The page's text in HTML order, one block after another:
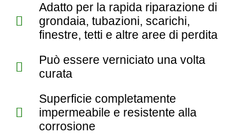
Adatto per la rapida riparazione di
grondaia, tubazioni, scarichi,
finestre, tetti e altre aree di perdita
Può essere verniciato una volta
curata
Superficie completamente
impermeabile e resistente alla
corrosione